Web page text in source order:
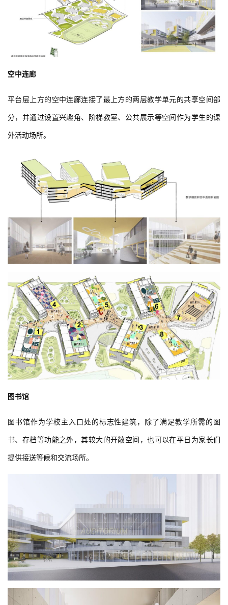
空中连廊
平台层上方的空中连廊连接了最上方的两层教学单元的共享空间部
分，并通过设置兴趣角、阶梯教室、公共展示等空间作为学生的课
外活动场所。
图书馆
图书馆作为学校主入口处的标志性建筑，除了满足教学所需的图
书、存档等功能之外，其较大的开敞空间，也可以在平日为家长们
提供接送等候和交流场所。